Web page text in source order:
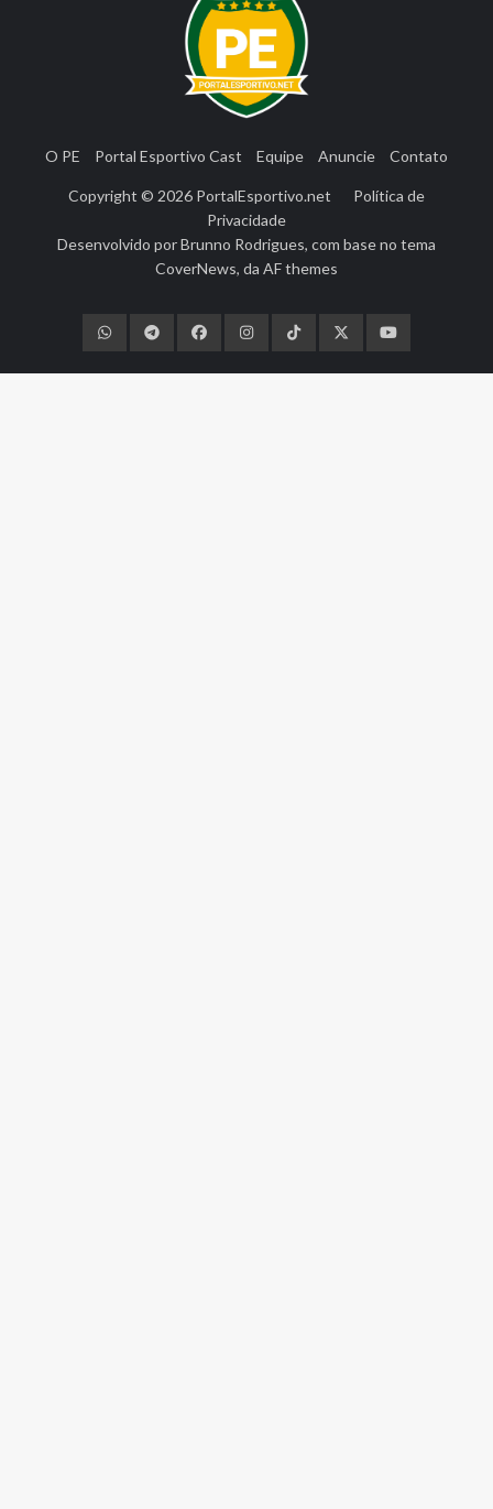
O PE Portal Esportivo Cast Equipe Anuncie Contato
Copyright © 2026 PortalEsportivo.net
Política de
Privacidade
Desenvolvido porBrunno Rodrigues, com base no tema
CoverNews, da AF themes